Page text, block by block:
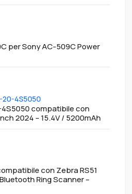
per Sony AC-509C Power
4S5050 compatibile con
2024 – 15.4V / 5200mAh
con Zebra RS51
Ring Scanner –